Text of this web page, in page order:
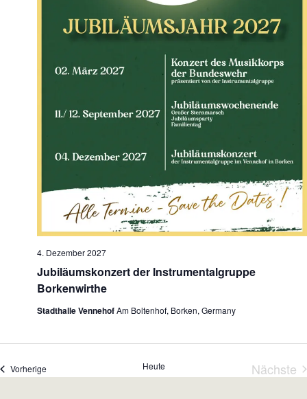
Jubiläumskonzert der Instrumentalgruppe
Borkenwirthe
4. Dezember 2027
Stadthalle VennehofAm Boltenhof, Borken, Germany
Vorherige Heute
Nächste